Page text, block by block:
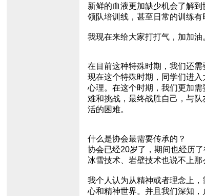
新鲜的血液更加缺少机会了解
领队培训线，甚至日常的训练有
我现在来给大家打打气，加加油
在目前这种特殊时期，我们还需
现在这个特殊时期，同学们进
心理。在这个时期，我们更加
难和挑战，最终战胜自己，与
活的困难。
什么是协会最需要传承的？
协会已经20岁了，期间也经历
冰雪技术、岩壁技术也说不上
我个人认为从精神或者理念上
心和精神世界。并且我们深知